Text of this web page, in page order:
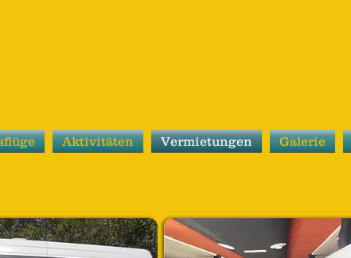
Aktivitäten Vermietungen Galerie